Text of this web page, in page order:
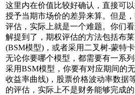
这里内在价值比较好确认，直接可
授予当期市场价的差异来算。但是
评估，实际上就是一个难题。你们
解提到了，期权评估的方法包括布
(BSM模型)，或者采用二叉树-蒙特
无论你要哪个模型，都需要有一系
采用BSM模型，你要有对应期间的
收益率曲线)，股票价格波动率数据
的评估，实际上不是财务能够完成